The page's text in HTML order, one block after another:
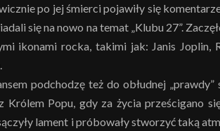
po jej śmierci pojawiły się
się na nowo na temat „Klubu 27”.
ikonami rocka, takimi jak: Janis
podchodzę też do obłudnej
Królem Popu, gdy za życia prześcigano
lament i próbowały stworzyć taką